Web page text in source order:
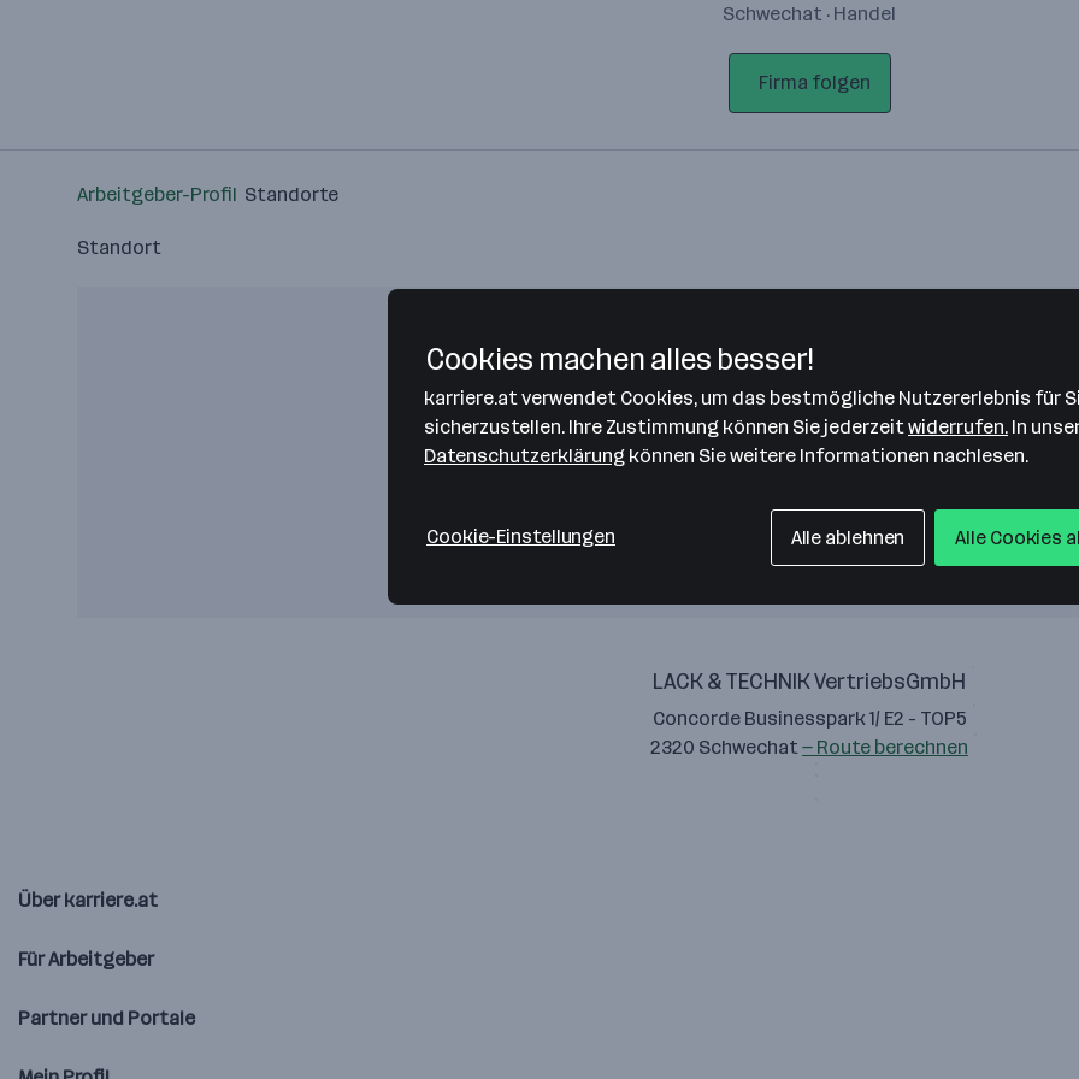
Schwechat · Handel
Firma folgen
Arbeitgeber-Profil Standorte
Standort
Bitte stimme unseren Cookie-
Richtlinien zu, um diese Karte
anzuzeigen.
Zustimmung geben
LACK & TECHNIK VertriebsGmbH
Concorde Businesspark 1/ E2 - TOP5
2320 Schwechat— Route berechnen
Über karriere.at
Für Arbeitgeber
Partner und Portale
Cookies machen alles besser!
karriere.at verwendet Cookies, um das bestmögliche Nutzererlebnis für
sicherzustellen. Ihre Zustimmung können Sie jederzeit widerrufen. In
Datenschutzerklärung können Sie weitere Informationen nachlesen.
Cookie-Einstellungen Alle ablehnen Alle Cookies